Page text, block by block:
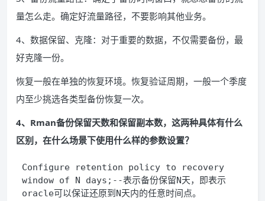
量怎么走。确定好流量路径，不要影响其他业务。
4、数据保留、克隆：对于重要的数据，不仅需要备份，最
好克隆一份。
恢复一般在单独的恢复环境。恢复验证周期，一般一个季度
内至少挑选各类型备份恢复一次。
4、Rman备份保留天数和保留副本数，这两种具体有什么
区别，在什么场景下使用什么样的参数设置？
Configure retention policy to recovery
window of N days;--表示备份保留N天，即表示
oracle可以保证还原到N天内的任意时间点。